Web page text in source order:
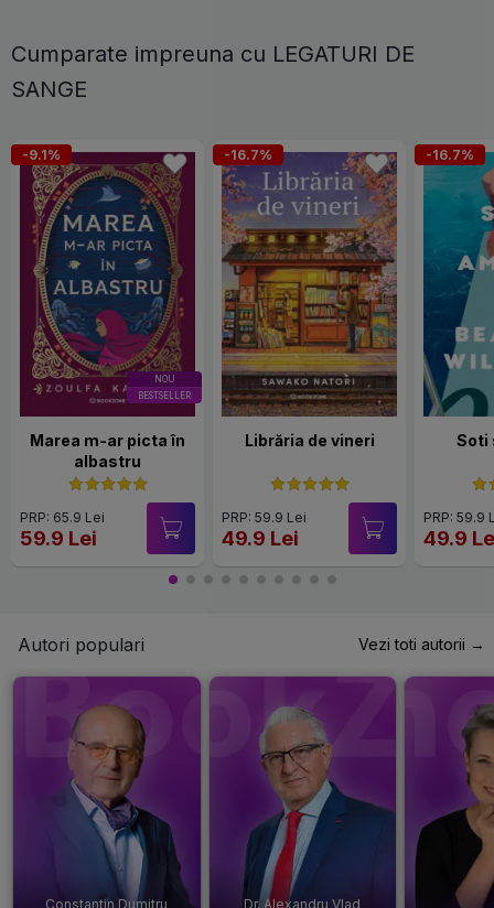
Cumparate impreuna cu LEGATURI DE
SANGE
NOU
BESTSELLER
-9.1%
Marea m-ar picta în
albastru
PRP: 65.9 Lei
59.9 Lei
-16.7%
Librăria de vineri
PRP: 59.9 Lei
49.9 Lei
-16.7%
Soti
PRP: 59.9
49.9
Autori populari Vezi toti autorii →
Constantin Dumitru
Dr. Alexandru Vlad